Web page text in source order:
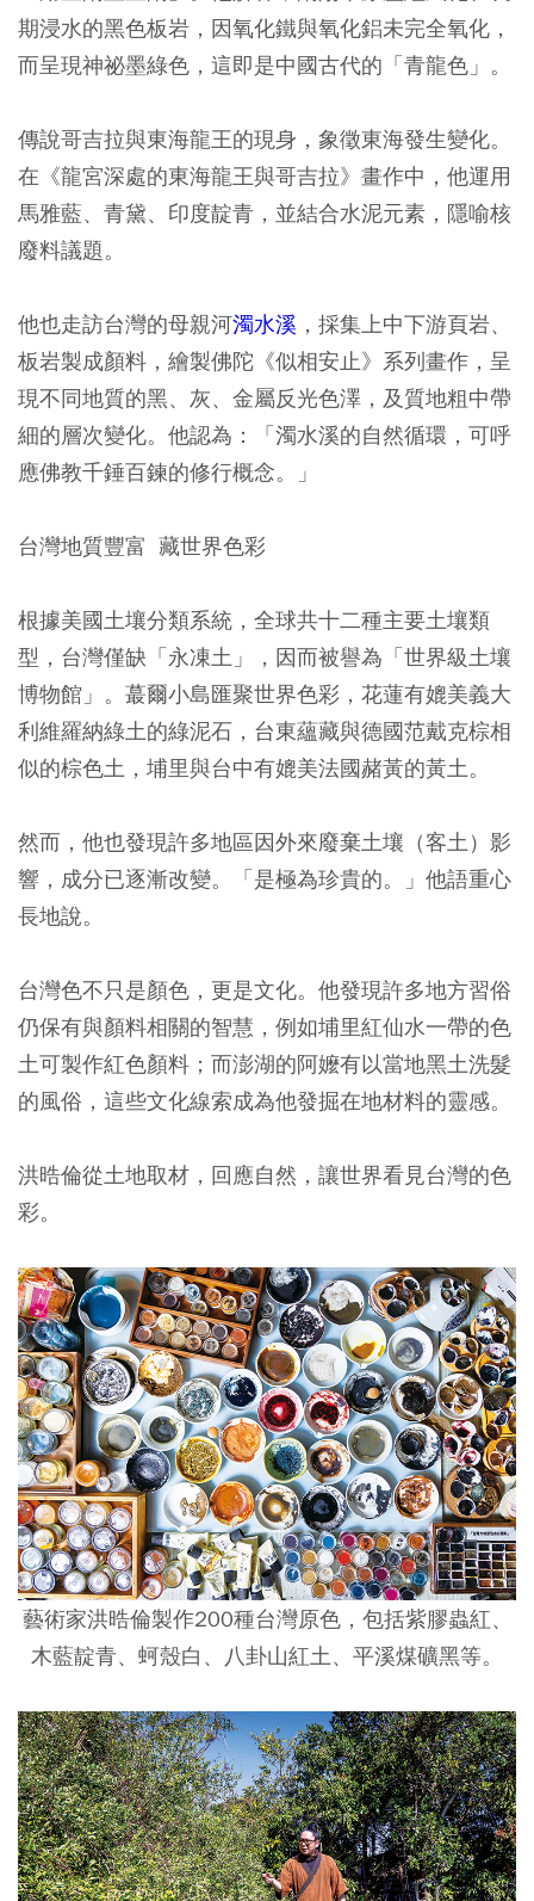
期浸水的黑色板岩，因氧化鐵與氧化鋁未完全氧化，
而呈現神祕墨綠色，這即是中國古代的「青龍色」。
傳說哥吉拉與東海龍王的現身，象徵東海發生變化。
在《龍宮深處的東海龍王與哥吉拉》畫作中，他運用
馬雅藍、青黛、印度靛青，並結合水泥元素，隱喻核
廢料議題。
他也走訪台灣的母親河濁水溪 ，採集上中下游頁岩、
板岩製成顏料，繪製佛陀《似相安止》系列畫作，呈
現不同地質的黑、灰、金屬反光色澤，及質地粗中帶
細的層次變化。他認為：「濁水溪的自然循環，可呼
應佛教千錘百鍊的修行概念。」
台灣地質豐富 藏世界色彩
根據美國土壤分類系統，全球共十二種主要土壤類
型，台灣僅缺「永凍土」，因而被譽為「世界級土壤
博物館」。蕞爾小島匯聚世界色彩，花蓮有媲美義大
利維羅納綠土的綠泥石，台東蘊藏與德國范戴克棕相
似的棕色土，埔里與台中有媲美法國赭黃的黃土。
然而，他也發現許多地區因外來廢棄土壤（客土）影
響，成分已逐漸改變。「是極為珍貴的。」他語重心
長地說。
台灣色不只是顏色，更是文化。他發現許多地方習俗
仍保有與顏料相關的智慧，例如埔里紅仙水一帶的色
土可製作紅色顏料；而澎湖的阿嬤有以當地黑土洗髮
的風俗，這些文化線索成為他發掘在地材料的靈感。
洪晧倫從土地取材，回應自然，讓世界看見台灣的色
彩。
藝術家洪晧倫製作200種台灣原色，包括紫膠蟲紅、
木藍靛青、蚵殼白、八卦山紅土、平溪煤礦黑等。